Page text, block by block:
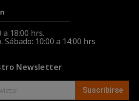
18:00 hrs.
10:00 a 14:00 hrs
Newsletter
Suscribirse